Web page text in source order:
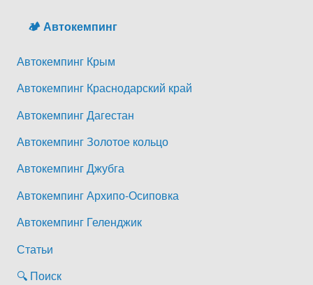
🏕️ Автокемпинг
Автокемпинг Крым
Автокемпинг Краснодарский край
Автокемпинг Дагестан
Автокемпинг Золотое кольцо
Автокемпинг Джубга
Автокемпинг Архипо-Осиповка
Автокемпинг Геленджик
Статьи
🔍 Поиск